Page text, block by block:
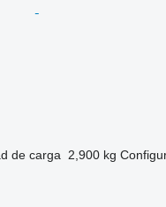
de carga 2,900 kg